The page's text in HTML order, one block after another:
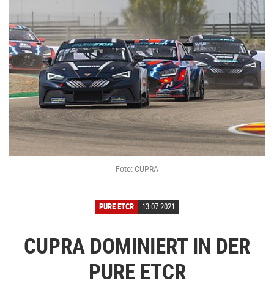
Foto: CUPRA
PURE ETCR 13.07.2021
CUPRA DOMINIERT IN DER
PURE ETCR